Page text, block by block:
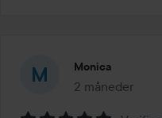
Monica
2 måneder
Innlegget ble